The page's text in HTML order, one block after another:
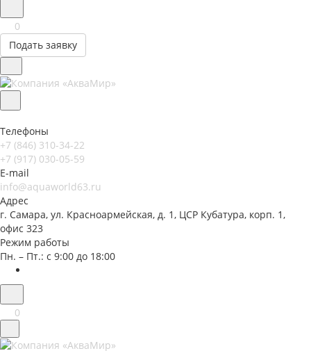
0
Подать заявку
Телефоны
+7 (846) 310-34-22
+7 (917) 030-05-59
E-mail
info@aquaworld63.ru
Адрес
г. Самара, ул. Красноармейская, д. 1, ЦСР Кубатура, корп. 1,
офис 323
Режим работы
Пн. – Пт.: с 9:00 до 18:00
0